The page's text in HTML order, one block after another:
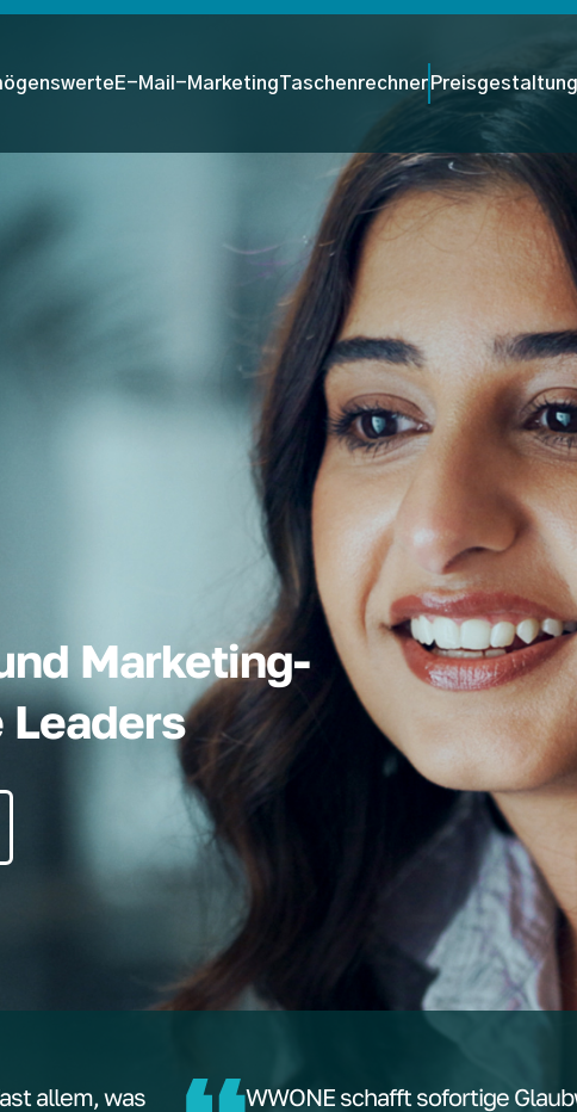
E-Mail-MarketingTaschenrechner Preisgestaltung
Marketing-
Leaders
allem, was
WWONE schafft sofortige